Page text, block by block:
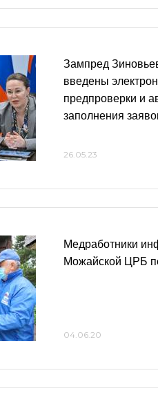
Зампред
введены
предпроверки и
заполнения
26.05.23
Медработники
Можайской ЦРБ
04.06.20